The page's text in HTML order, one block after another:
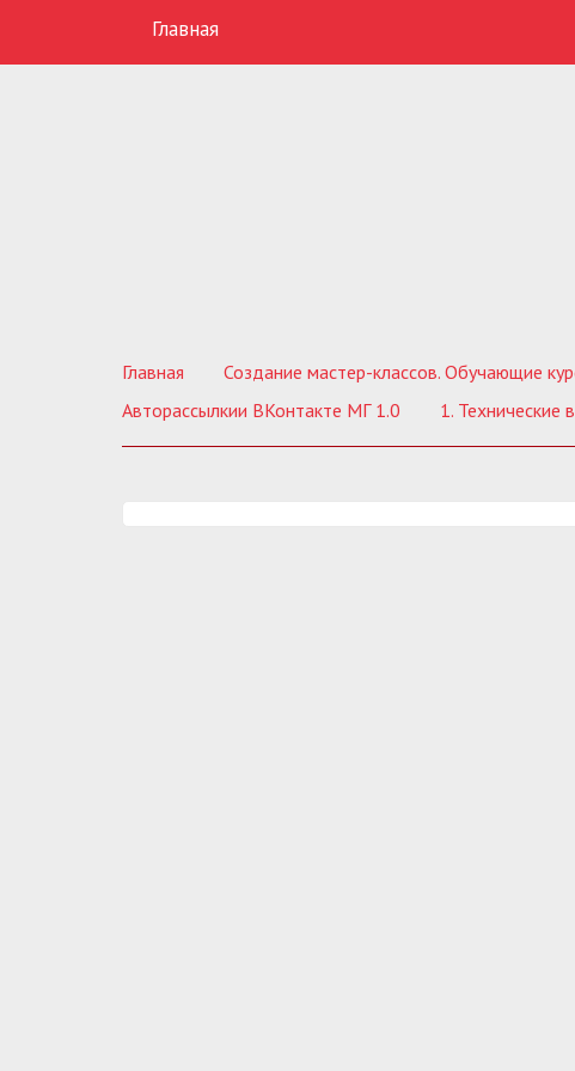
Главная
Главная Создание мастер-классов. Обучающие
Авторассылкии ВКонтакте МГ 1.0
1. Технические